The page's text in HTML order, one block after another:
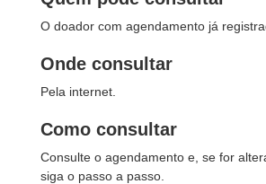
O doador com agendamento já
Onde consultar
Pela internet.
Como consultar
Consulte o agendamento e, se for
siga o passo a passo.